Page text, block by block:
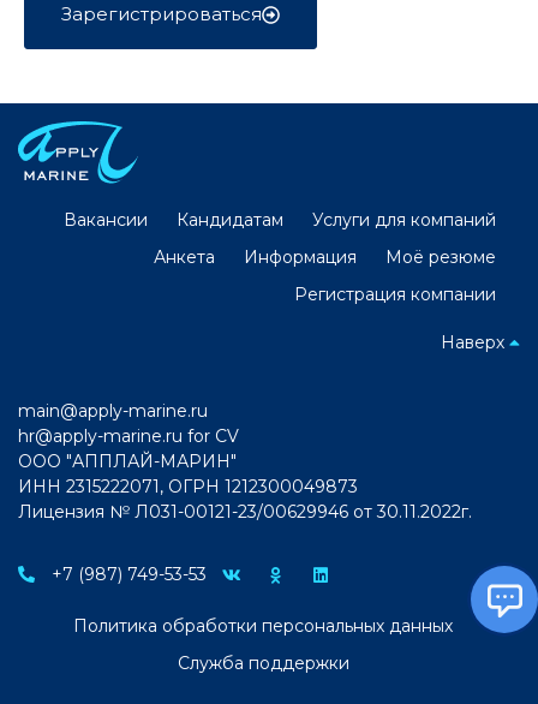
Зарегистрироваться
Вакансии Кандидатам
Услуги для компаний
Анкета
Информация
Моё резюме
Регистрация компании
Наверх
main@apply-marine.ru
hr@apply-marine.ru for CV
ООО "АППЛАЙ-МАРИН"
ИНН 2315222071, ОГРН 1212300049873
Лицензия № Л031-00121-23/00629946 от 30.11.2022г.
+7 (987) 749-53-53
Политика обработки персональных данных
Служба поддержки